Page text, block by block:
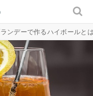
ンデーで作るハイボールと